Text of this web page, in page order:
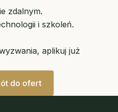
zdalnym.
i szkoleń.
aplikuj już
do ofert